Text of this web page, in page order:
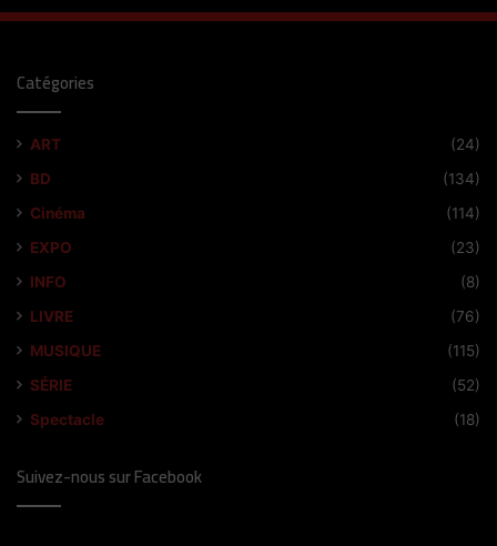
Catégories
ART
(24)
BD
(134)
Cinéma
(114)
EXPO
(23)
INFO
(8)
LIVRE
(76)
MUSIQUE
(115)
SÉRIE
(52)
Spectacle
(18)
Suivez-nous sur Facebook